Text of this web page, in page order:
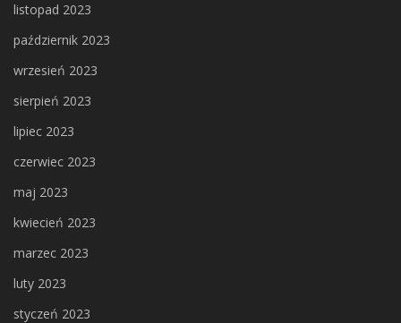
listopad 2023
październik 2023
wrzesień 2023
sierpień 2023
lipiec 2023
czerwiec 2023
maj 2023
kwiecień 2023
marzec 2023
luty 2023
styczeń 2023